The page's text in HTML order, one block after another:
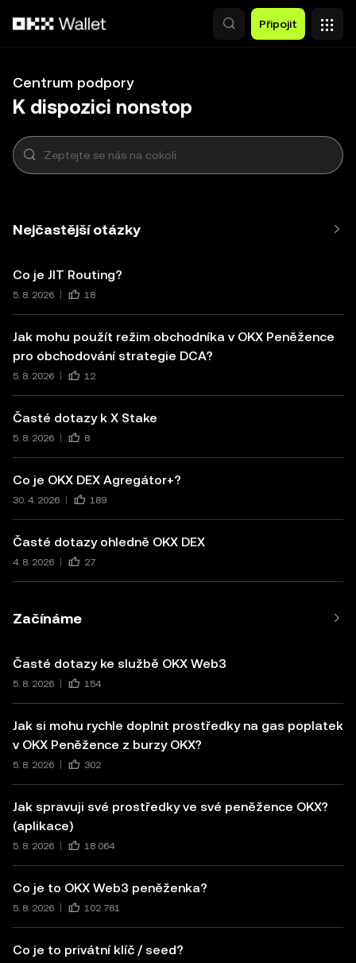
Připojit
Centrum podpory
K dispozici nonstop
Nejčastější otázky
Co je JIT Routing?
5. 8. 2026 18
Jak mohu použít režim obchodníka v OKX Peněžence
pro obchodování strategie DCA?
5. 8. 2026 12
Časté dotazy k X Stake
5. 8. 2026 8
Co je OKX DEX Agregátor+?
30. 4. 2026 189
Časté dotazy ohledně OKX DEX
4. 8. 2026 27
Začínáme
Časté dotazy ke službě OKX Web3
5. 8. 2026 154
Jak si mohu rychle doplnit prostředky na gas poplatek
v OKX Peněžence z burzy OKX?
5. 8. 2026 302
Jak spravuji své prostředky ve své peněžence OKX?
(aplikace)
5. 8. 2026 18 064
Co je to OKX Web3 peněženka?
5. 8. 2026 102 781
Co je to privátní klíč / seed?